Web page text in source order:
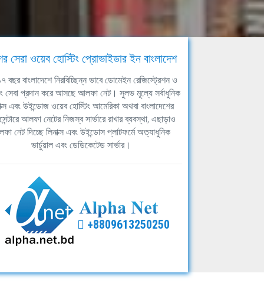
সেরা ওয়েব হোস্টিং প্রোভাইডার ইন বাংলাদেশ
বছর বাংলাদেশে নিরবিচ্ছিন্ন ভাবে ডোমেইন রেজিস্ট্রেশন ও
সেবা প্রদান করে আসছে আলফা নেট। সুলভ মূল্যে সর্বাধুনিক
এবং উইন্ডোজ ওয়েব হোস্টিং আমেরিকা অথবা বাংলাদেশের
আলফা নেটের নিজস্ব সার্ভারে রাখার ব্যবস্থা, এছাড়াও
নেট দিচ্ছে লিনাক্স এবং উইন্ডোস প্লাটফর্মে অত্যাধুনিক
ভার্চুয়াল এবং ডেডিকেটেড সার্ভার।
+8809613250250